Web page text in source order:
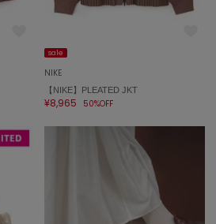
sale
NIKE
【NIKE】PLEATED JKT
¥8,965 50%OFF